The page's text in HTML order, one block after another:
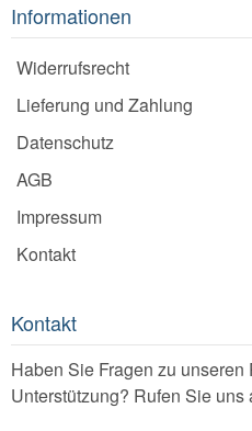
Informationen
Widerrufsrecht
Lieferung und Zahlung
Datenschutz
AGB
Impressum
Kontakt
Kontakt
Haben Sie Fragen zu
Unterstützung? Rufen Sie uns